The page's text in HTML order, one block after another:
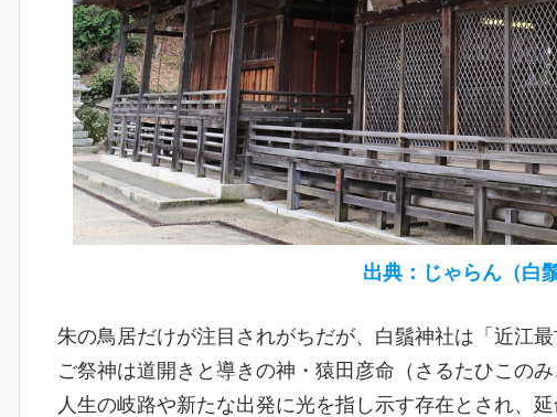
出典：じゃらん（白
朱の鳥居だけが注目されがちだが、白鬚神社は「近江
ご祭神は道開きと導きの神・猿田彦命（さるたひこの
人生の岐路や新たな出発に光を指し示す存在とされ、